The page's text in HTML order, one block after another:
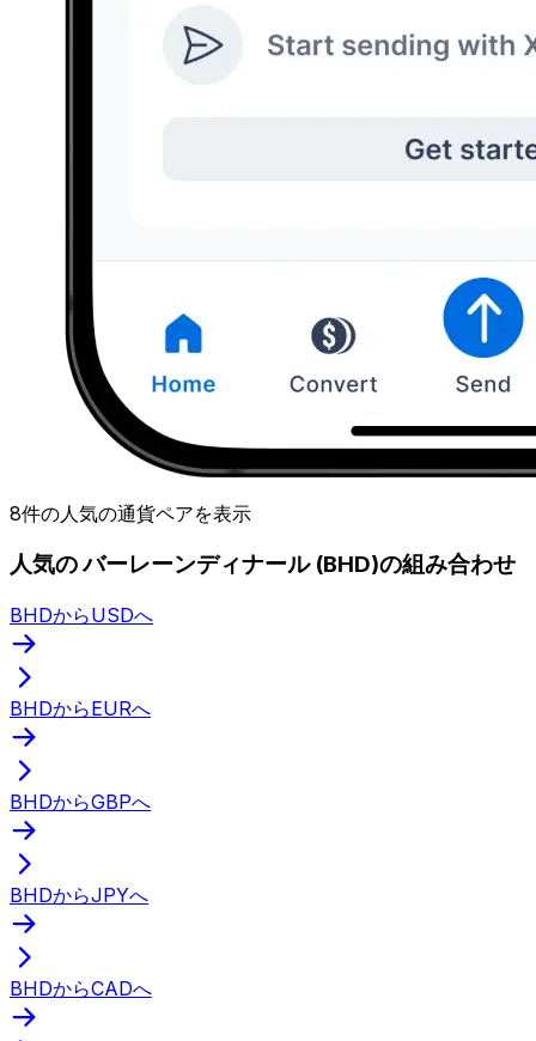
8件の人気の通貨ペアを表示
人気の バーレーンディナール (BHD)の組み合わせ
BHDからUSDへ
BHDからEURへ
BHDからGBPへ
BHDからJPYへ
BHDからCADへ